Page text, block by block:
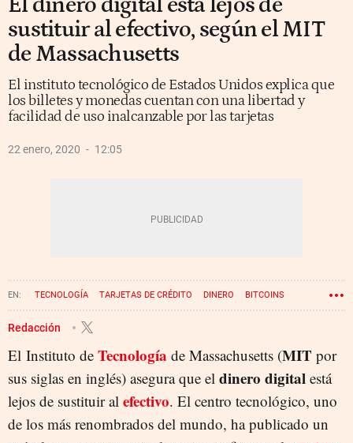
sustituir al efectivo, según el MIT
de Massachusetts
El instituto tecnológico de Estados Unidos explica que
los billetes y monedas cuentan con una libertad y
facilidad de uso inalcanzable por las tarjetas
22 enero, 2020 12:05
TECNOLOGÍA TARJETAS DE CRÉDITO DINERO BITCOINS
CRIPTOMONEDAS
Redacción
El Instituto de Tecnología de Massachusetts (MIT por
sus siglas en inglés) asegura que el dinero digital está
lejos de sustituir al efectivo. El centro tecnológico, uno
de los más renombrados del mundo, ha publicado un